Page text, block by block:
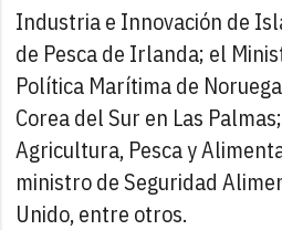
Industria e Innovación de
de Pesca de Irlanda; el
Política Marítima de
Corea del Sur en Las
Agricultura, Pesca y
ministro de Seguridad
Unido, entre otros.